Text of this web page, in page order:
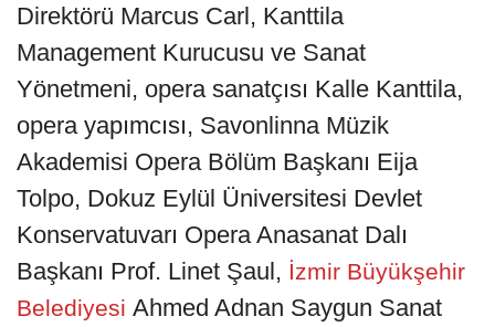
Direktörü Marcus Carl, Kanttila
Management Kurucusu ve Sanat
Yönetmeni, opera sanatçısı Kalle Kanttila,
opera yapımcısı, Savonlinna Müzik
Akademisi Opera Bölüm Başkanı Eija
Tolpo, Dokuz Eylül Üniversitesi Devlet
Konservatuvarı Opera Anasanat Dalı
Başkanı Prof. Linet Şaul, İzmir Büyükşehir
Belediyesi Ahmed Adnan Saygun Sanat